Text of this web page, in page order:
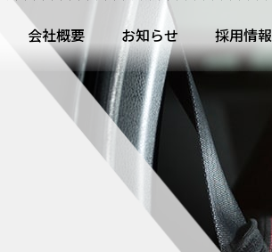
会社概要 お知らせ 採用情報